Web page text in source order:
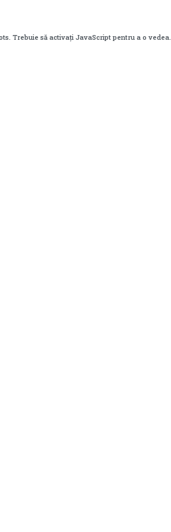
Trebuie să activați JavaScript pentru a o vedea.